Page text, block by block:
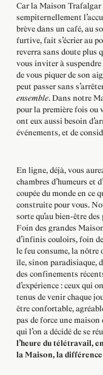
Car la Maison Trafalgar
sempiternellement
brève dans un café, au
furtive, fait s’écrier au
reverra sans doute plus
vous inviter à suspendre
de vous piquer de son
peut passer sans
ensemble. Dans notre
pour la première fois ou
ont eux aussi besoin
événements, et de
En ligne, déjà, vous
chambres d’humeurs
coupée du monde en ce
construite pour vous.
sorte qu’au bien-être
Foin des grandes
d’infinis couloirs, foin
le feu consume, la
île, sinon paradisiaque,
des confinements
d’expérience : ceux qui
tenus de venir chaque
être confortable,
pas de force une
qui l’on a décidé de se
l’heure du télétravail,
la Maison, la